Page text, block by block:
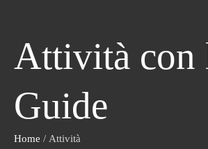
Attività con
Guide
Home / Attività